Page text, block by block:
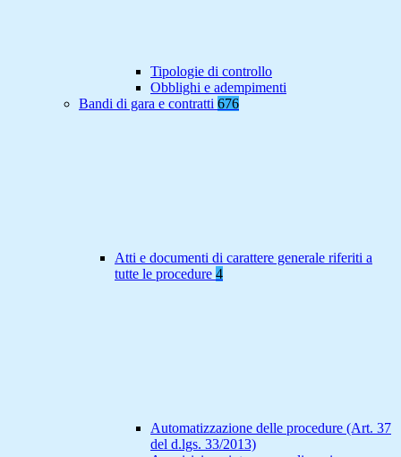
Tipologie di controllo
Obblighi e adempimenti
Bandi di gara e contratti 676
Atti e documenti di carattere generale riferiti a
tutte le procedure 4
Automatizzazione delle procedure (Art. 37
del d.lgs. 33/2013)